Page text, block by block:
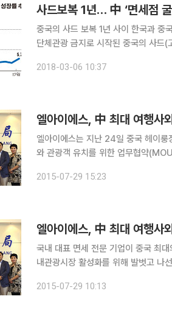
사드보복 1년… 中 ‘면세점
중국의 사드 보복 1년 사이 한국과 중
단체관광 금지로 시작된 중국의 사드
중국 업체들의 선전으로 한국의 세계
2018-03-06 10:37
엘아이에스, 中 최대 여행사
엘아이에스는 지난 24일 중국 헤이
와 관광객 유치를 위한 업무협약(MOU)을 체결했다
명 이상의 헤이룽장성 관광객을 유치
2015-07-29 15:23
엘아이에스, 中 최대 여행사
국내 대표 면세 전문 기업이 중국 최
내관광시장 활성화를 위해 발벗고 나선다. 사후면세점 전문기업 엘아이에스는 지난 24일
2015-07-29 10:13